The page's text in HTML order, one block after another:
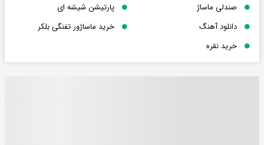
صندلی ماساژ
پارتیشن شیشه ای
دانلود آهنگ
خرید ماساژور تفنگی بلکر
خرید نقره